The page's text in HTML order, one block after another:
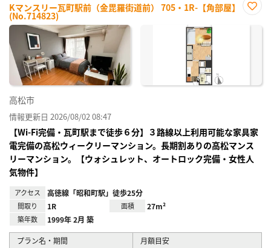
Kマンスリー瓦町駅前（金毘羅街道前） 705・1R-【角部屋】
(No.714823)
に入
高松市
情報更新日 2026/08/02 08:47
【Wi-Fi完備・瓦町駅まで徒歩６分】３路線以上利用可能な家具家
電完備の高松ウィークリーマンション。長期割ありの高松マンス
リーマンション。【ウォシュレット、オートロック完備・女性人
気物件】
アクセス 高徳線「昭和町駅」徒歩25分
間取り 1R 面積 27m²
築年数 1999年 2月 築
プラン名・期間 月額目安